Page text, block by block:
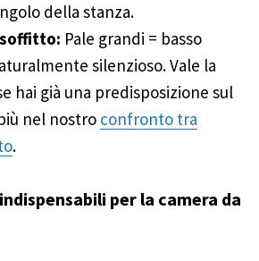
della stanza.
Pale grandi = basso
silenzioso. Vale la
hai già una predisposizione sul
nel nostro confronto tra
.
per la camera da